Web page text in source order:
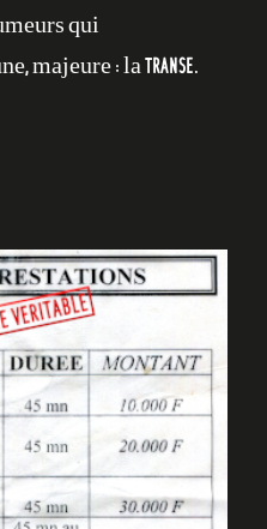
qui
majeure : la TRANSE.